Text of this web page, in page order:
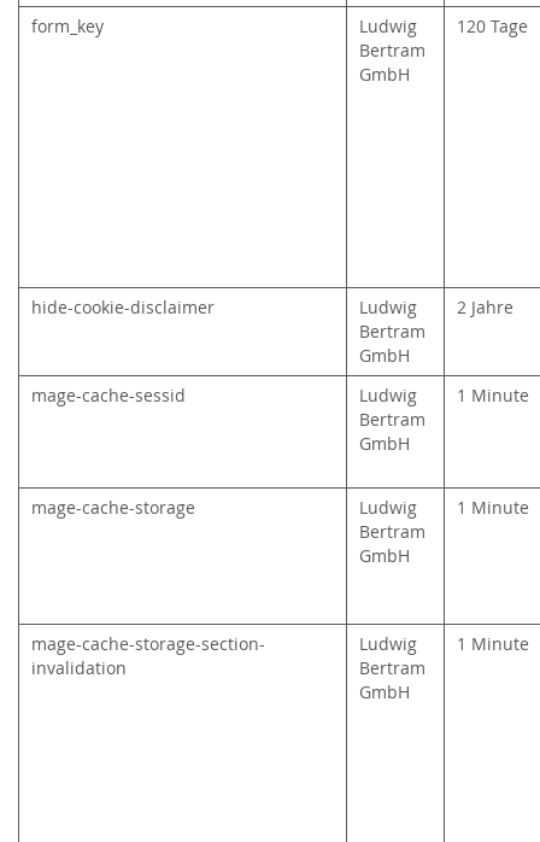
form_key
Ludwig
Bertram
GmbH
120 Tage
hide-cookie-disclaimer
Ludwig
Bertram
GmbH
2 Jahre
mage-cache-sessid
Ludwig
Bertram
GmbH
1 Minute
mage-cache-storage
Ludwig
Bertram
GmbH
1 Minute
mage-cache-storage-section-
invalidation
Ludwig
Bertram
GmbH
1 Minute